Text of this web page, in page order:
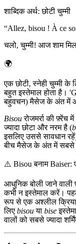
शाब्दिक अर्थ: छोटी चुम्मी
“Allez, bisou ! À ce
चलो, चुम्मी! आज शाम
🌍
एक छोटी, स्नेही चुम्मी के
बहुत इस्तेमाल होता है।
बहुवचन) मैसेज के अंत में आम
Bisouरोजमर्रा की फ़्रेंच
ज्यादा छोटा और नरम है (
इसलिए उससे सावधान
बीच मैसेज के अंत में
⚠️ Bisou बनाम
आधुनिक बोली जाने वाली
कभी न इस्तेमाल करें।
रूप से एक अश्लील क्रिया
लिए bisouया bise
वालों को सबसे ज्यादा